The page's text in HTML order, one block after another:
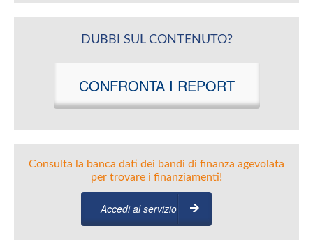
DUBBI SUL CONTENUTO?
CONFRONTA I REPORT
Consulta la banca dati dei bandi di finanza agevolata
per trovare i finanziamenti!
Accedi al servizio